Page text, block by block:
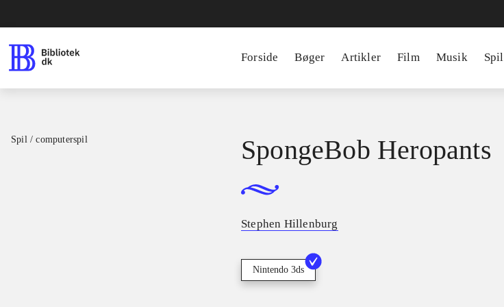
Forside Bøger Artikler Film Musik Spil
Spil / computerspil SpongeBob Heropants
Stephen Hillenburg
Nintendo 3ds